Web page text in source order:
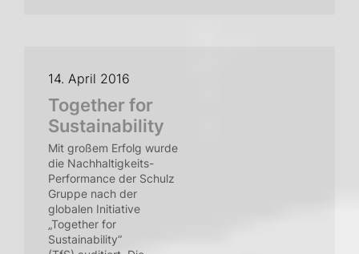
14. April 2016
Together for
Sustainability
Mit großem Erfolg wurde
die Nachhaltigkeits-
Performance der Schulz
Gruppe nach der
globalen Initiative
„Together for
Sustainability“